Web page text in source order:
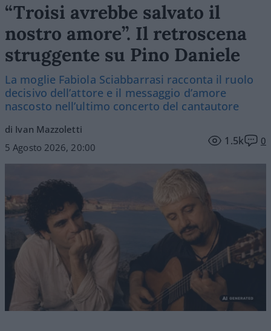
“Troisi avrebbe salvato il
nostro amore”. Il retroscena
struggente su Pino Daniele
La moglie Fabiola Sciabbarrasi racconta il ruolo
decisivo dell’attore e il messaggio d’amore
nascosto nell’ultimo concerto del cantautore
di Ivan Mazzoletti
5 Agosto 2026, 20:00
1.5k 0